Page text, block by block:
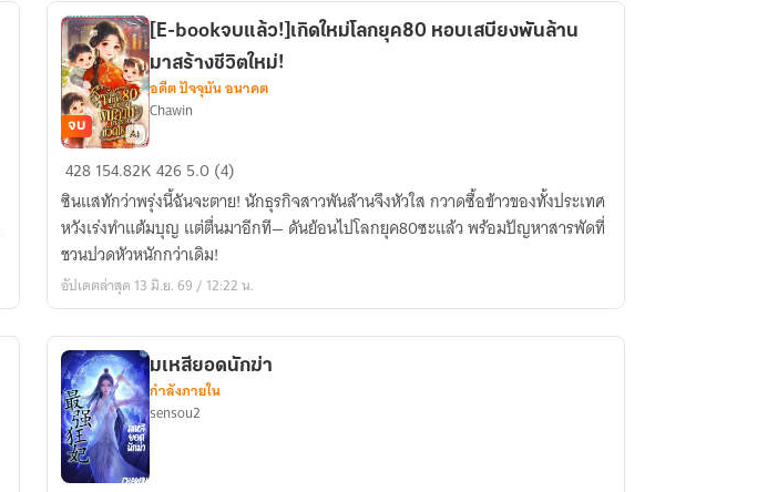
แกร่ง
กับ
ระบบ
สินค้า
สู่
ความ
มั่งคั่ง
[E-
bookจบ
แล้ว!]เกิด
ใหม่
โลก
ยุค80
เสบียง
พัน
ล้าน
มาส
ร้าง
ชีวิต
จบ
[E-bookจบแล้ว!]เกิดใหม่โลกยุค80 หอบเสบียงพันล้าน
มาสร้างชีวิตใหม่!
อดีต ปัจจุบัน อนาคต
Chawin
428154.82K4265.0 (4)
ซินแสทักว่าพรุ่งนี้ฉันจะตาย! นักธุรกิจสาวพันล้านจึงหัวใส กวาดซื้อข้าวของทั้งประเทศ
หวังเร่งทำแต้มบุญ แต่ตื่นมาอีกที— ดันย้อนไปโลกยุค80ซะแล้ว พร้อมปัญหาสารพัดที่
ชวนปวดหัวหนักกว่าเดิม!
อัปเดตล่าสุด 13 มิ.ย. 69 / 12:22 น.
มเหสียอดนักฆ่า
กำลังภายใน
sensou2